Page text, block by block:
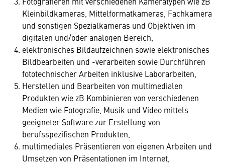
Kleinbildkameras, Mittelformatkameras, Fachkamera
und sonstigen Spezialkameras und Objektiven im
digitalen und/oder analogen Bereich,
elektronisches Bildaufzeichnen sowie elektronisches
Bildbearbeiten und -verarbeiten sowie Durchführen
fototechnischer Arbeiten inklusive Laborarbeiten,
Herstellen und Bearbeiten von multimedialen
Produkten wie zB Kombinieren von verschiedenen
Medien wie Fotografie, Musik und Video mittels
geeigneter Software zur Erstellung von
berufsspezifischen Produkten,
multimediales Präsentieren von eigenen Arbeiten und
Umsetzen von Präsentationen im Internet,